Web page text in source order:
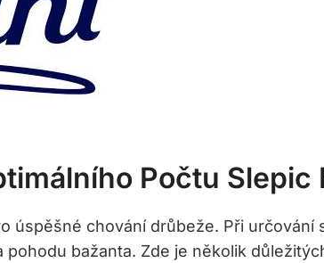
Počtu Slepic
úspěšné chování drůbeže. Při
bažanta. Zde je několik